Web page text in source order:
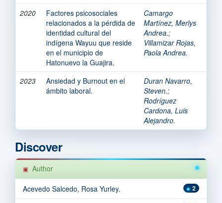
2020
Factores psicosociales
relacionados a la pérdida de
identidad cultural del
indígena Wayuu que reside
en el municipio de
Hatonuevo la Guajira.
Camargo
Martínez, Merlys
Andrea.;
Villamizar Rojas,
Paola Andrea.
2023
Ansiedad y Burnout en el
ámbito laboral.
Duran Navarro,
Steven.;
Rodríguez
Cardona, Luis
Alejandro.
Discover
Author
2
Acevedo Salcedo, Rosa Yurley.